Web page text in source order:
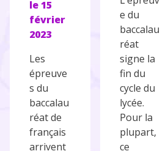
le15
février
2023
Les
épreuve
s du
baccalau
réat de
français
arrivent
e du
baccalau
réat
signe la
fin du
cycle du
lycée.
Pour la
plupart,
ce